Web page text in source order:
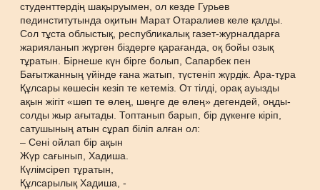
студенттердің шақыруымен, ол кезде Гурьев
пединститутында оқитын Марат Отаралиев келе қалды.
Сол тұста облыстық, республикалық газет-журналдарға
жарияланып жүрген біздерге қарағанда, оқ бойы озық
тұратын. Бірнеше күн бірге болып, Сапарбек пен
Бағытжанның үйінде ғана жатып, түстеніп жүрдік. Ара-тұра
Құлсары көшесін кезіп те кетеміз. От тілді, орақ ауызды
ақын жігіт «шөп те өлең, шөңге де өлең» дегендей, оңды-
солды жыр ағытады. Топтанып барып, бір дүкенге кіріп,
сатушының атын сұрап біліп алған ол:
– Сені ойлап бір ақын
Жүр сағынып, Хадиша.
Күлімсіреп тұратын,
Құлсарылық Хадиша, -